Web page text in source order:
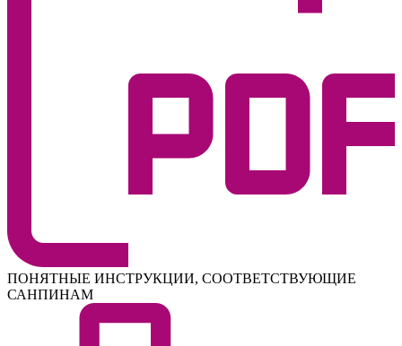
ПОНЯТНЫЕ ИНСТРУКЦИИ, СООТВЕТСТВУЮЩИЕ
САНПИНАМ